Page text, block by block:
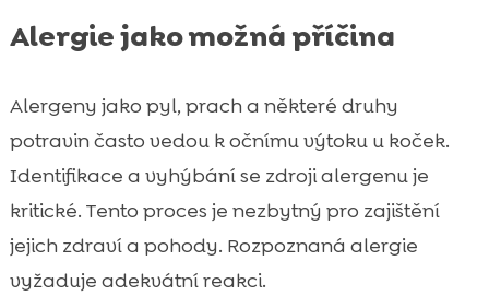
Alergie jako možná příčina
Alergeny jako pyl, prach a některé druhy
potravin často vedou k očnímu výtoku u koček.
Identifikace a vyhýbání se zdroji alergenu je
kritické. Tento proces je nezbytný pro zajištění
jejich zdraví a pohody. Rozpoznaná alergie
vyžaduje adekvátní reakci.